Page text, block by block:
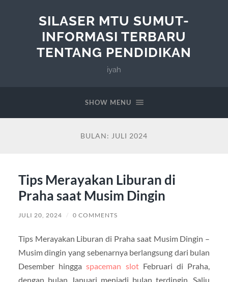
SILASER MTU SUMUT-
INFORMASI TERBARU
TENTANG PENDIDIKAN
iyah
SHOW MENU
BULAN: JULI 2024
Tips Merayakan Liburan di
Praha saat Musim Dingin
JULI 20, 2024 / 0 COMMENTS
Tips Merayakan Liburan di Praha saat Musim Dingin –
Musim dingin yang sebenarnya berlangsung dari bulan
Desember hinggaspaceman slotFebruari di Praha,
dengan bulan Januari menjadi bulan terdingin. Salju